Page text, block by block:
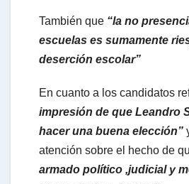
También que “la no
escuelas es sumamente
deserción escolar”
En cuanto a los candidatos
impresión de que Leandro
hacer una buena elección”
atención sobre el hecho de
armado político ,judicial y